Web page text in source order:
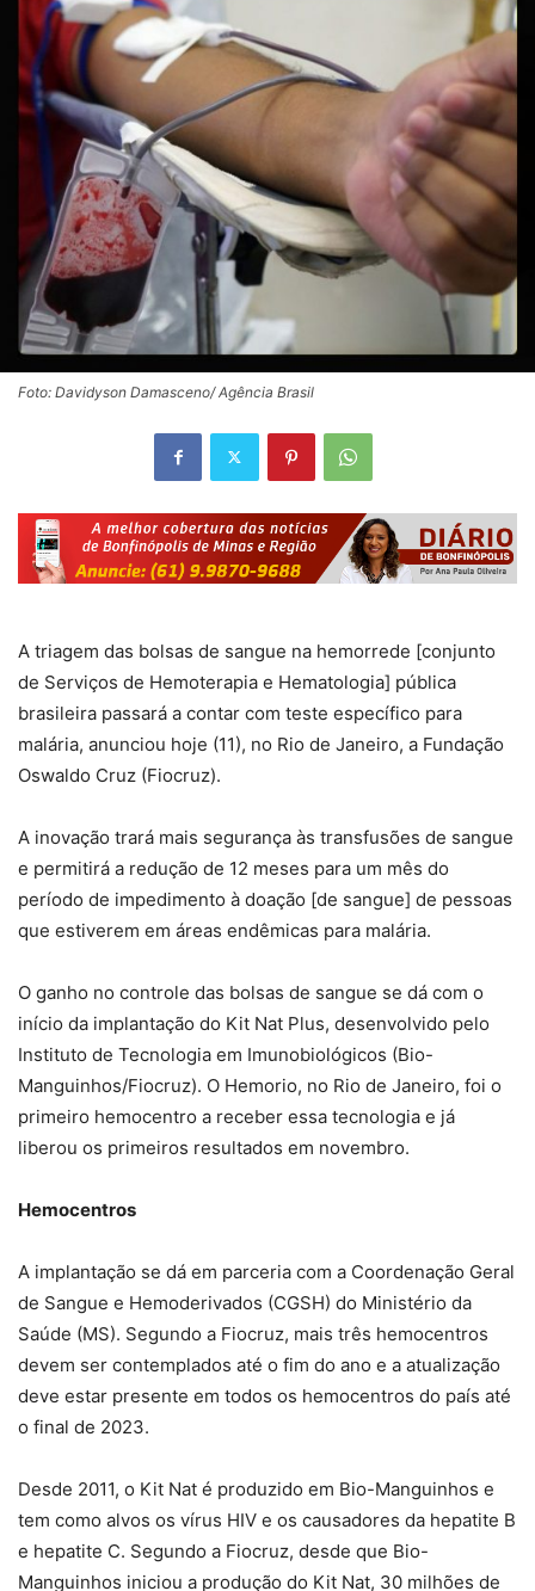
Foto: Davidyson Damasceno/ Agência Brasil
A triagem das bolsas de sangue na hemorrede [conjunto
de Serviços de Hemoterapia e Hematologia] pública
brasileira passará a contar com teste específico para
malária, anunciou hoje (11), no Rio de Janeiro, a Fundação
Oswaldo Cruz (Fiocruz).
A inovação trará mais segurança às transfusões de sangue
e permitirá a redução de 12 meses para um mês do
período de impedimento à doação [de sangue] de pessoas
que estiverem em áreas endêmicas para malária.
O ganho no controle das bolsas de sangue se dá com o
início da implantação do Kit Nat Plus, desenvolvido pelo
Instituto de Tecnologia em Imunobiológicos (Bio-
Manguinhos/Fiocruz). O Hemorio, no Rio de Janeiro, foi o
primeiro hemocentro a receber essa tecnologia e já
liberou os primeiros resultados em novembro.
Hemocentros
A implantação se dá em parceria com a Coordenação Geral
de Sangue e Hemoderivados (CGSH) do Ministério da
Saúde (MS). Segundo a Fiocruz, mais três hemocentros
devem ser contemplados até o fim do ano e a atualização
deve estar presente em todos os hemocentros do país até
o final de 2023.
Desde 2011, o Kit Nat é produzido em Bio-Manguinhos e
tem como alvos os vírus HIV e os causadores da hepatite B
e hepatite C. Segundo a Fiocruz, desde que Bio-
Manguinhos iniciou a produção do Kit Nat, 30 milhões de